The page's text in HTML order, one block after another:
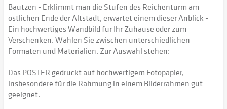
Bautzen - Erklimmt man die Stufen des Reichenturm am
östlichen Ende der Altstadt, erwartet einem dieser Anblick -
Ein hochwertiges Wandbild für Ihr Zuhause oder zum
Verschenken. Wählen Sie zwischen unterschiedlichen
Formaten und Materialien. Zur Auswahl stehen:
Das POSTER gedruckt auf hochwertigem Fotopapier,
insbesondere für die Rahmung in einem Bilderrahmen gut
geeignet.